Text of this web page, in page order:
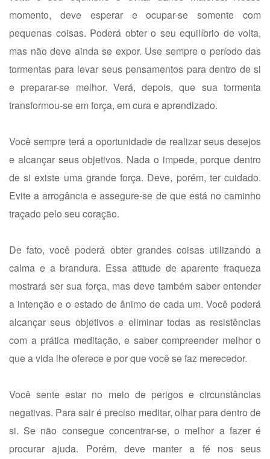
momento, deve esperar e ocupar-se somente com
pequenas coisas. Poderá obter o seu equilíbrio de volta,
mas não deve ainda se expor. Use sempre o período das
tormentas para levar seus pensamentos para dentro de si
e preparar-se melhor. Verá, depois, que sua tormenta
transformou-se em força, em cura e aprendizado.
Você sempre terá a oportunidade de realizar seus desejos
e alcançar seus objetivos. Nada o impede, porque dentro
de si existe uma grande força. Deve, porém, ter cuidado.
Evite a arrogância e assegure-se de que está no caminho
traçado pelo seu coração.
De fato, você poderá obter grandes coisas utilizando a
calma e a brandura. Essa atitude de aparente fraqueza
mostrará ser sua força, mas deve também saber entender
a intenção e o estado de ânimo de cada um. Você poderá
alcançar seus objetivos e eliminar todas as resistências
com a prática meditação, e saber compreender melhor o
que a vida lhe oferece e por que você se faz merecedor.
Você sente estar no meio de perigos e circunstâncias
negativas. Para sair é preciso meditar, olhar para dentro de
si. Se não consegue concentrar-se, o melhor a fazer é
procurar ajuda. Porém, deve manter a fé nos seus